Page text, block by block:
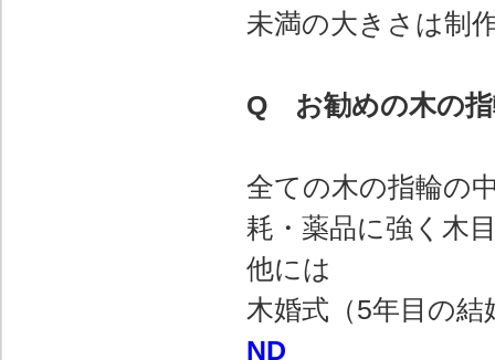
未満の大きさは制
Q お勧めの木の指
全ての木の指輪の
耗・薬品に強く木
他には
木婚式（5年目の
ND